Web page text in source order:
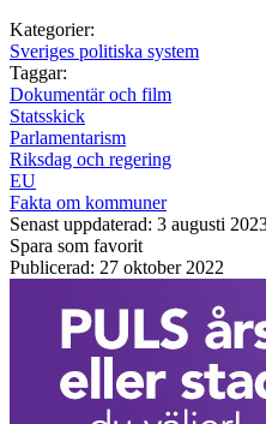
Kategorier:
Sveriges politiska system
Taggar:
Dokumentär och film
Statsskick
Parlamentarism
Riksdag och regering
EU
Fakta om kommuner
Senast uppdaterad: 3 augusti
Spara som favorit
Publicerad: 27 oktober 2022